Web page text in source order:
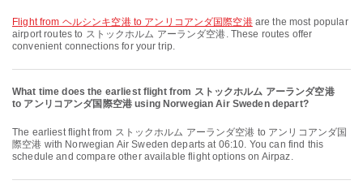
flight from ヘルシンキ空港 to アンリコアンダ国際空港are the most popular
airport routes to ストックホルム アーランダ空港. These routes offer
convenient connections for your trip.
What time does the earliest flight from ストックホルム アーランダ空港
to アンリコアンダ国際空港 using Norwegian Air Sweden depart?
The earliest flight from ストックホルム アーランダ空港 to アンリコアンダ国
際空港 with Norwegian Air Sweden departs at 06:10. You can find this
schedule and compare other available flight options on Airpaz.